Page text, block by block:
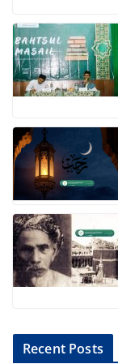
Recent Posts